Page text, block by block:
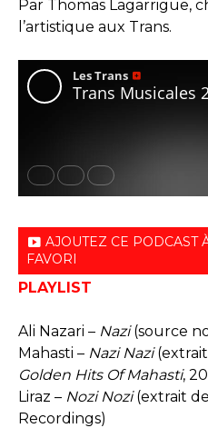
Par Thomas Lagarrigue,
l’artistique aux Trans.
AJOUTEZ CE PODCAST
FAVORI
PLAYLIST
Ali Nazari – Nazi(source
Mahasti – Nazi Nazi(extrait
Golden Hits Of Mahasti,
Liraz – Nozi Nozi(extrait de
Recordings)